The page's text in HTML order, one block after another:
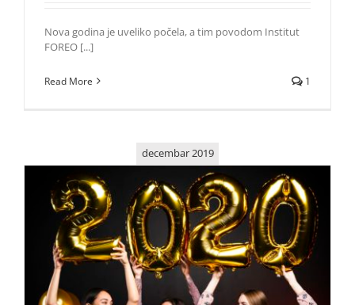
Nova godina je uveliko počela, a tim povodom Institut
FOREO [...]
Read More 1
decembar 2019
Prestupna 2020. godina poziva na izazove
Lepota i moda